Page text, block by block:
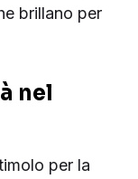
brillano per
nel
per la